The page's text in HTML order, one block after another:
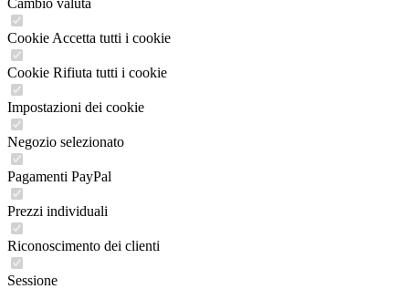
Cambio valuta
Cookie Accetta tutti i cookie
Cookie Rifiuta tutti i cookie
Impostazioni dei cookie
Negozio selezionato
Pagamenti PayPal
Prezzi individuali
Riconoscimento dei clienti
Sessione